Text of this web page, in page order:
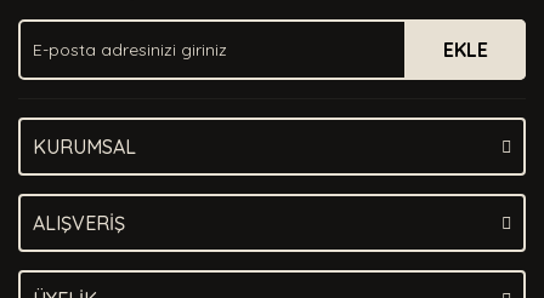
Ürün fiyatı diğer sitelerden daha pahalı.
Bu ürüne benzer farklı alternatifler olmalı.
EKLE
KURUMSAL
ALIŞVERİŞ